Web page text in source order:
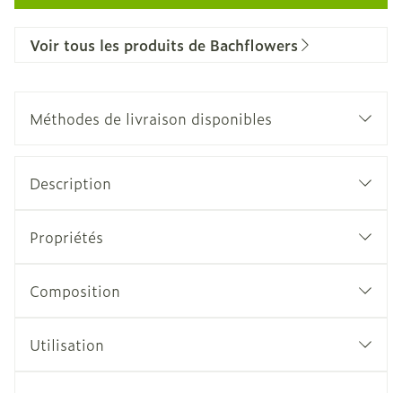
Voir tous les produits de Bachflowers
Méthodes de livraison disponibles
Description
Propriétés
Composition
Utilisation